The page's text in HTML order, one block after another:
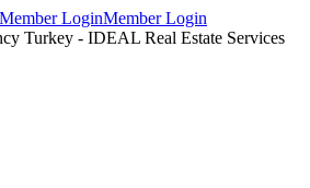
Member Login